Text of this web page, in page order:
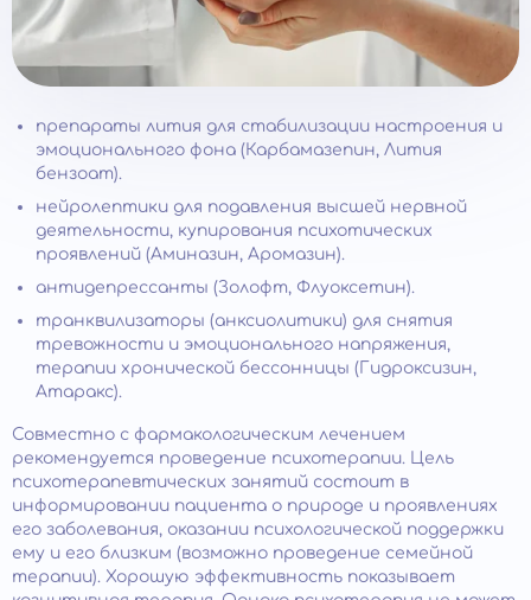
препараты лития для стабилизации настроения и
эмоционального фона (Карбамазепин, Лития
бензоат).
нейролептики для подавления высшей нервной
деятельности, купирования психотических
проявлений (Аминазин, Аромазин).
антидепрессанты (Золофт, Флуоксетин).
транквилизаторы (анксиолитики) для снятия
тревожности и эмоционального напряжения,
терапии хронической бессонницы (Гидроксизин,
Атаракс).
Совместно с фармакологическим лечением
рекомендуется проведение психотерапии. Цель
психотерапевтических занятий состоит в
информировании пациента о природе и проявлениях
его заболевания, оказании психологической поддержки
ему и его близким (возможно проведение семейной
терапии). Хорошую эффективность показывает